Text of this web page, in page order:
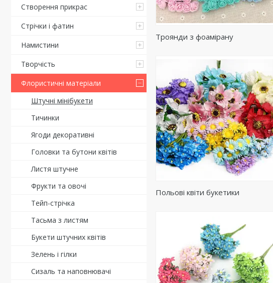
Створення прикрас
Стрічки і фатин
Намистини
Творчість
Флористичні матеріали
Штучні мінібукети
Тичинки
Ягоди декоративні
Головки та бутони квітів
Листя штучне
Фрукти та овочі
Тейп-стрічка
Тасьма з листям
Букети штучних квітів
Зелень і гілки
Сизаль та наповнювачі
Троянди з фоамірану
Польові квіти букетики